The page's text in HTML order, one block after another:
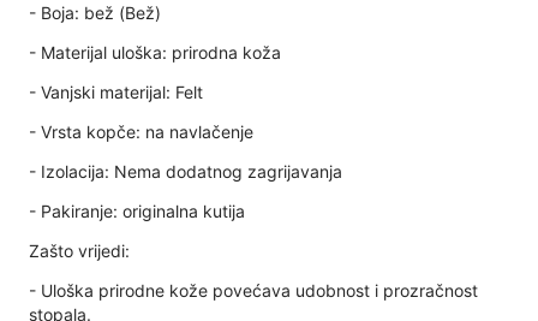
- Boja: bež (Bež)
- Materijal uloška: prirodna koža
- Vanjski materijal: Felt
- Vrsta kopče: na navlačenje
- Izolacija: Nema dodatnog zagrijavanja
- Pakiranje: originalna kutija
Zašto vrijedi:
- Uloška prirodne kože povećava udobnost i prozračnost
stopala.